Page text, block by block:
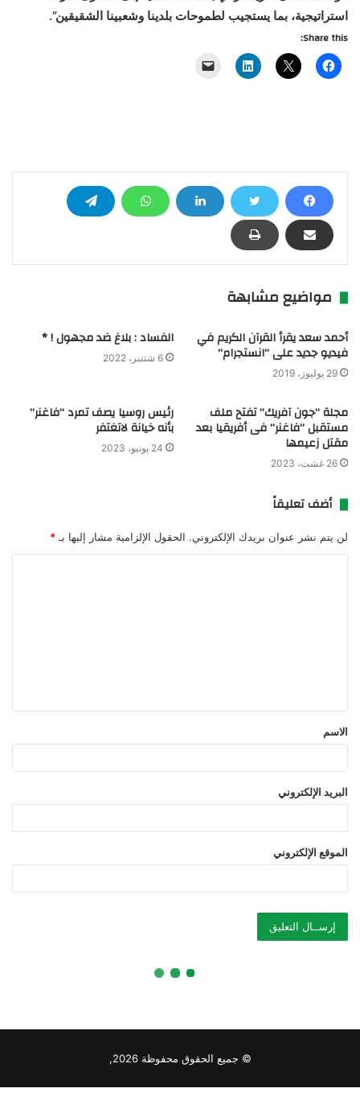
© جميع الحقوق محفوظة 2026,